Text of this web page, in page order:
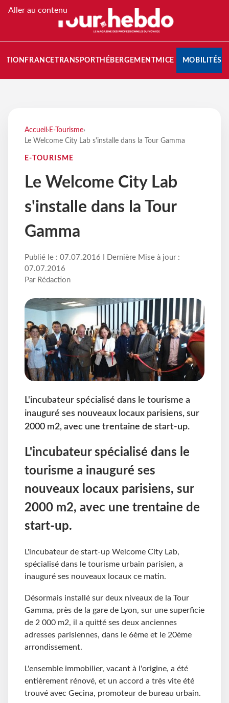
Aller au contenu
FRANCETRANSPORT HÉBERGEMENTMICE MOBILITÉS
Accueil › E-Tourisme›
Le Welcome City Lab s'installe dans la Tour Gamma
E-TOURISME
Le Welcome City Lab
s'installe dans la Tour
Gamma
Publié le : 07.07.2016 I Dernière Mise à jour :
07.07.2016
Par Rédaction
L'incubateur spécialisé dans le tourisme a
inauguré ses nouveaux locaux parisiens, sur
2000 m2, avec une trentaine de start-up.
L'incubateur spécialisé dans le
tourisme a inauguré ses
nouveaux locaux parisiens, sur
2000 m2, avec une trentaine de
start-up.
L'incubateur de start-up Welcome City Lab,
spécialisé dans le tourisme urbain parisien, a
inauguré ses nouveaux locaux ce matin.
Désormais installé sur deux niveaux de la Tour
Gamma, près de la gare de Lyon, sur une superficie
de 2 000 m2, il a quitté ses deux anciennes
adresses parisiennes, dans le 6ème et le 20ème
arrondissement.
L'ensemble immobilier, vacant à l'origine, a été
entièrement rénové, et un accord a très vite été
trouvé avec Gecina, promoteur de bureau urbain.